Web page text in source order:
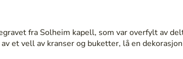
fra Solheim kapell, som var overfylt av
et vell av kranser og buketter, lå en